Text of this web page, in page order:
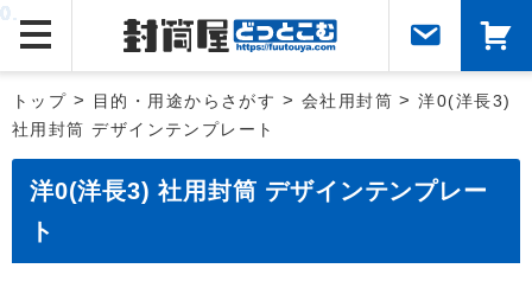
トップ > 目的・用途からさがす > 会社用封筒 >洋0(洋長3)
社用封筒 デザインテンプレート
洋0(洋長3) 社用封筒 デザインテンプレー
ト